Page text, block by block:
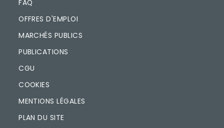
FAQ
OFFRES D'EMPLOI
MARCHÉS PUBLICS
PUBLICATIONS
CGU
COOKIES
MENTIONS LÉGALES
PLAN DU SITE